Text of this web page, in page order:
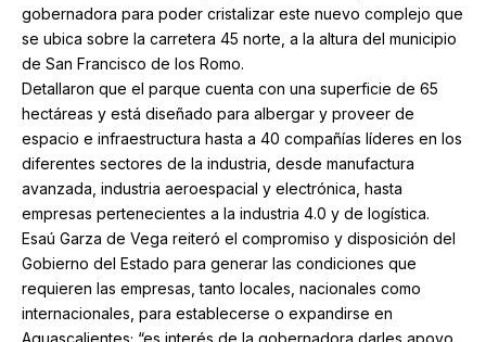
gobernadora para poder cristalizar este nuevo complejo que
se ubica sobre la carretera 45 norte, a la altura del municipio
de San Francisco de los Romo.
Detallaron que el parque cuenta con una superficie de 65
hectáreas y está diseñado para albergar y proveer de
espacio e infraestructura hasta a 40 compañías líderes en los
diferentes sectores de la industria, desde manufactura
avanzada, industria aeroespacial y electrónica, hasta
empresas pertenecientes a la industria 4.0 y de logística.
Esaú Garza de Vega reiteró el compromiso y disposición del
Gobierno del Estado para generar las condiciones que
requieren las empresas, tanto locales, nacionales como
internacionales, para establecerse o expandirse en
Aguascalientes; “es interés de la gobernadora darles apoyo